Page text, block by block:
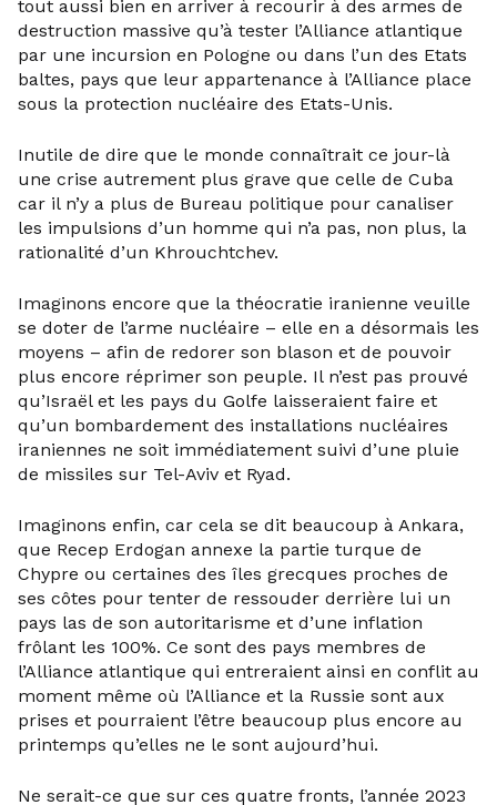
tout aussi bien en arriver à recourir à des armes de
destruction massive qu’à tester l’Alliance atlantique
par une incursion en Pologne ou dans l’un des Etats
baltes, pays que leur appartenance à l’Alliance place
sous la protection nucléaire des Etats-Unis.
Inutile de dire que le monde connaîtrait ce jour-là
une crise autrement plus grave que celle de Cuba
car il n’y a plus de Bureau politique pour canaliser
les impulsions d’un homme qui n’a pas, non plus, la
rationalité d’un Khrouchtchev.
Imaginons encore que la théocratie iranienne veuille
se doter de l’arme nucléaire – elle en a désormais les
moyens – afin de redorer son blason et de pouvoir
plus encore réprimer son peuple. Il n’est pas prouvé
qu’Israël et les pays du Golfe laisseraient faire et
qu’un bombardement des installations nucléaires
iraniennes ne soit immédiatement suivi d’une pluie
de missiles sur Tel-Aviv et Ryad.
Imaginons enfin, car cela se dit beaucoup à Ankara,
que Recep Erdogan annexe la partie turque de
Chypre ou certaines des îles grecques proches de
ses côtes pour tenter de ressouder derrière lui un
pays las de son autoritarisme et d’une inflation
frôlant les 100%. Ce sont des pays membres de
l’Alliance atlantique qui entreraient ainsi en conflit au
moment même où l’Alliance et la Russie sont aux
prises et pourraient l’être beaucoup plus encore au
printemps qu’elles ne le sont aujourd’hui.
Ne serait-ce que sur ces quatre fronts, l’année 2023